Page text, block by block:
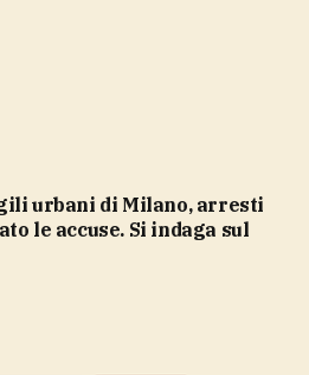
le accuse. Si indaga sul